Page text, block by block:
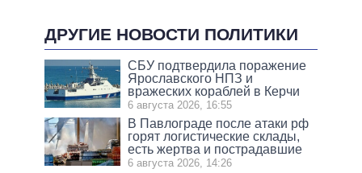
ДРУГИЕ НОВОСТИ ПОЛИТИКИ
СБУ подтвердила поражение
Ярославского НПЗ и
вражеских кораблей в Керчи
6 августа 2026, 16:55
В Павлограде после атаки рф
горят логистические склады,
есть жертва и пострадавшие
6 августа 2026, 14:26